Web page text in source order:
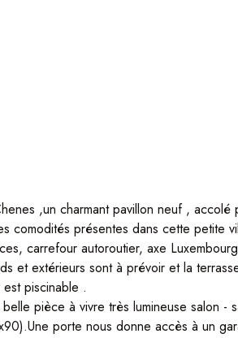
,un charmant pavillon neuf ,
présentes dans cette petite
carrefour autoroutier, axe
et extérieurs sont à prévoir et la
piscinable .
pièce à vivre très lumineuse salon
porte nous donne accès à un